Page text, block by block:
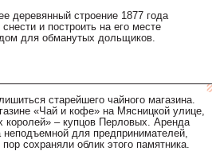
деревянный строение 1877 года
и построить на его месте
для обманутых дольщиков.
старейшего чайного магазина.
«Чай и кофе» на Мясницкой улице,
королей» – купцов Перловых. Аренда
неподъемной для предпринимателей,
сохраняли облик этого памятника.